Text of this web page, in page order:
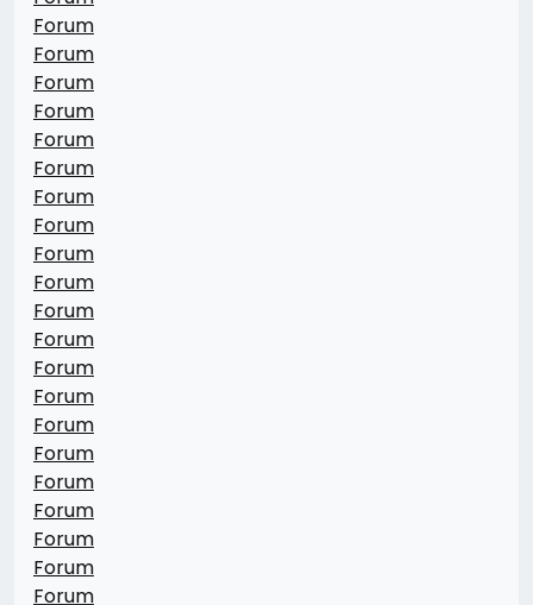
Forum
Forum
Forum
Forum
Forum
Forum
Forum
Forum
Forum
Forum
Forum
Forum
Forum
Forum
Forum
Forum
Forum
Forum
Forum
Forum
Forum